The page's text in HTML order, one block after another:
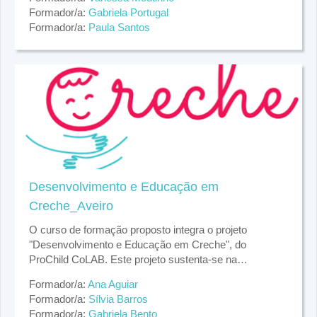
famílias e crianças através de um modelo de avaliação,
intervenção e formação, que integra as recomendações
internacionais sobre práticas de qualidade e estratégias
de desenvolvimento da criança.
Formador/a: Gabriela Portugal
Formador/a: Paula Santos
Desenvolvimento e Educação em
Creche_Aveiro
O curso de formação proposto integra o projeto
"Desenvolvimento e Educação em Creche", do
ProChild CoLAB. Este projeto sustenta-se na
desenvolvimento e bem-estar da criança,
reconhecendo que experiências pedagógicas de
pelo ProChild CoLAB junto das creches e seus
profissionais (educadoras), garantindo um
Formador/a: Ana Aguiar
Formador/a: Sílvia Barros
Formador/a: Gabriela Bento